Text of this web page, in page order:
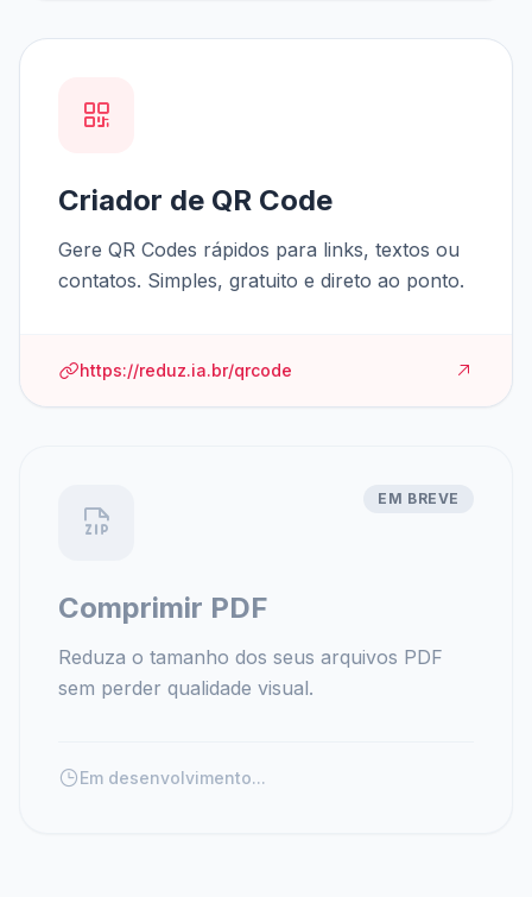
Criador de QR Code
Gere QR Codes rápidos para links, textos ou
contatos. Simples, gratuito e direto ao ponto.
https://reduz.ia.br/qrcode
EM BREVE
Comprimir PDF
Reduza o tamanho dos seus arquivos PDF
sem perder qualidade visual.
Em desenvolvimento...